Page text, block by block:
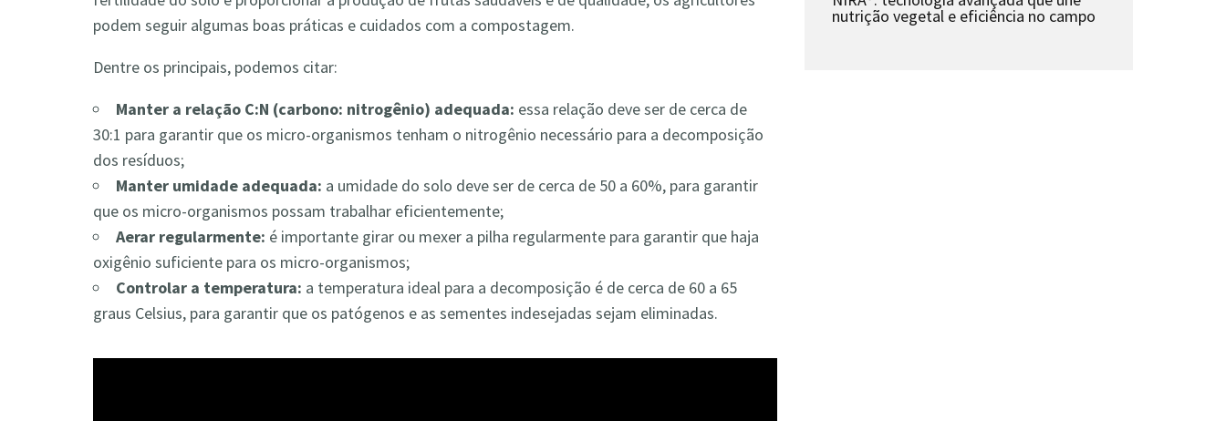
podem seguir algumas boas práticas e cuidados com a compostagem.
Dentre os principais, podemos citar:
Manter a relação C:N (carbono: nitrogênio) adequada: essa relação deve ser de cerca de
30:1 para garantir que os micro-organismos tenham o nitrogênio necessário para a decomposição
dos resíduos;
Manter umidade adequada: a umidade do solo deve ser de cerca de 50 a 60%, para garantir
que os micro-organismos possam trabalhar eficientemente;
Aerar regularmente: é importante girar ou mexer a pilha regularmente para garantir que haja
oxigênio suficiente para os micro-organismos;
Controlar a temperatura: a temperatura ideal para a decomposição é de cerca de 60 a 65
graus Celsius, para garantir que os patógenos e as sementes indesejadas sejam eliminadas.
nutrição vegetal e eficiência no campo